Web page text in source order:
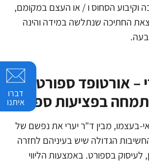
וקיבוע הסחוס ו / או העצם במקומם,
החתיכה שנתלשה במידה והינה
– אורטופד ספורט
בפציעות ספורט
בעצמו, מבין ד"ר יערי את נפשם של
הגדולה שיש בעיניהם לחזרה
לעיסוק בספורט. באמצעות הליווי
דברו
איתנו